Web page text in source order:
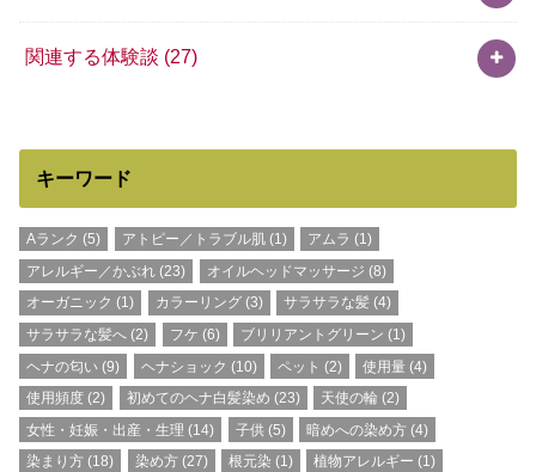
関連する体験談 (27)
キーワード
Aランク (5) アトピー／トラブル肌(1) アムラ (1)
アレルギー／かぶれ (23) オイルヘッドマッサージ (8)
オーガニック (1) カラーリング(3) サラサラな髪(4)
サラサラな髪へ (2) フケ (6) ブリリアントグリーン (1)
ヘナの匂い (9) ヘナショック (10) ペット (2) 使用量 (4)
使用頻度 (2) 初めてのヘナ白髪染め (23) 天使の輪 (2)
女性・妊娠・出産・生理 (14) 子供(5) 暗めへの染め方(4)
染まり方 (18) 染め方(27) 根元染 (1) 植物アレルギー (1)